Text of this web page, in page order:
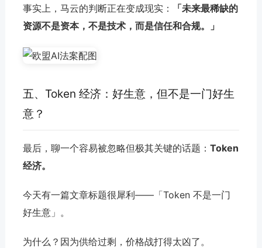
事实上，马云的判断正在变成现实：
「未来最稀缺的
资源不是资本，不是技术，而是信任和合规。」
五、Token 经济：好生意，但不是一门好生
意？
最后，聊一个容易被忽略但极其关键的话题： Token
经济。
今天有一篇文章标题很犀利——「Token 不是一门
好生意」。
为什么？因为供给过剩，价格战打得太凶了。